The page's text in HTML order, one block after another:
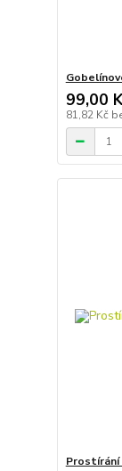
99,00
81,82 Kč